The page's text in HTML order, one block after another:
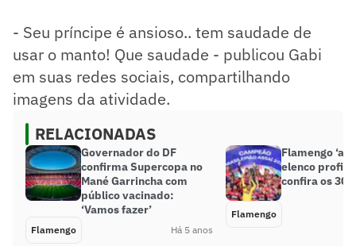
- Seu príncipe é ansioso.. tem saudade de
usar o manto! Que saudade - publicou Gabi
em suas redes sociais, compartilhando
imagens da atividade.
RELACIONADAS
Governador do DF
confirma Supercopa no
Mané Garrincha com
público vacinado:
‘Vamos fazer’
Flamengo Há 5 anos
Flamengo
elenco
confira os 30
Flamengo